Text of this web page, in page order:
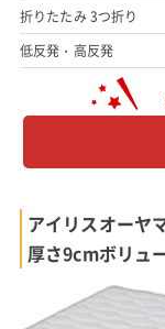
折りたたみ 3つ折り
低反発・高反発
アイリスオーヤ
厚さ9cmボリュ